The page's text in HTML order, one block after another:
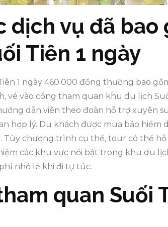
dịch vụ đã bao
Tiên 1 ngày
1 ngày 460.000 đồng thường bao
vé vào cổng tham quan khu du lịch
dẫn viên theo đoàn hỗ trợ xuyên
hợp lý. Du khách được mua bảo hiểm
Tùy chương trình cụ thể, tour có thể
các khu vực nổi bật trong khu du
nhỏ lẻ khi đi tự túc.
quan Suối